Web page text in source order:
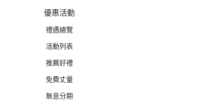
優惠活動
禮遇總覽
活動列表
推薦好禮
免費丈量
無息分期